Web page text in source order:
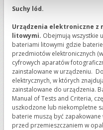
Suchy lód.
Urządzenia elektroniczne z
litowymi. Obejmują wszystkie
bateriami litowymi gdzie
przedmiotów elektronicznych
cyfrowych aparatów
zainstalowane w urządzeniu.
elektrycznych, w których
zainstalowane do urządzenia.
Manual of Tests and Criteria,
uszkodzone lub niekompletne
baterie muszą być
przed przemieszczaniem w